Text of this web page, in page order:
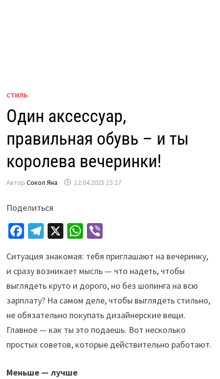
СТИЛЬ
Один аксессуар,
правильная обувь – и ты
королева вечеринки!
Автор Сокол Яна 12.04.2025 15:27
Поделиться
Fa
b
o
o
k
Te
gr
a
m
X W
at
sA
p
p
Vi
er
Ситуация знакомая: тебя приглашают на вечеринку,
и сразу возникает мысль — что надеть, чтобы
выглядеть круто и дорого, но без шопинга на всю
зарплату? На самом деле, чтобы выглядеть стильно,
не обязательно покупать дизайнерские вещи.
Главное — как ты это подаешь. Вот несколько
простых советов, которые действительно работают.
Меньше — лучше